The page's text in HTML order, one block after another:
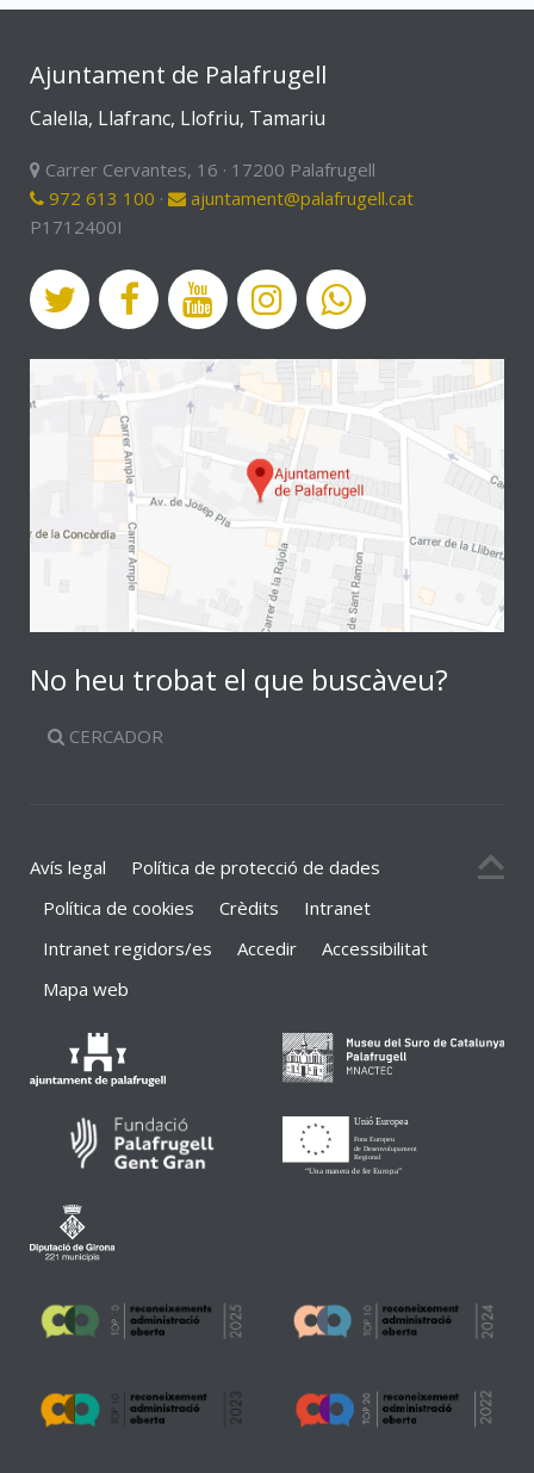
Ajuntament de Palafrugell
Calella, Llafranc, Llofriu, Tamariu
Carrer Cervantes, 16 · 17200 Palafrugell
972 613 100 ·
ajuntament@palafrugell.cat
P1712400I
No heu trobat el que buscàveu?
CERCADOR
Avís legal
Política de protecció de dades
Política de cookies
Crèdits
Intranet
Intranet regidors/es
Accedir
Accessibilitat
Mapa web